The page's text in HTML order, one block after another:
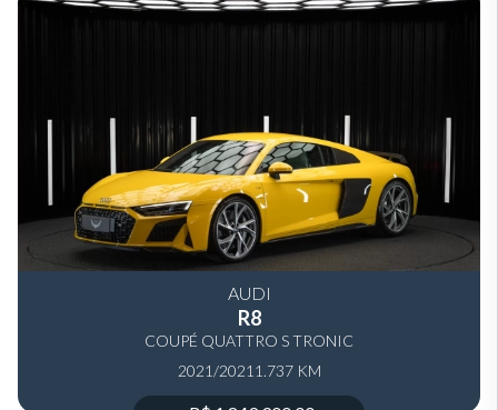
AUDI
R8
COUPÉ QUATTRO S TRONIC
2021/2021 1.737 KM